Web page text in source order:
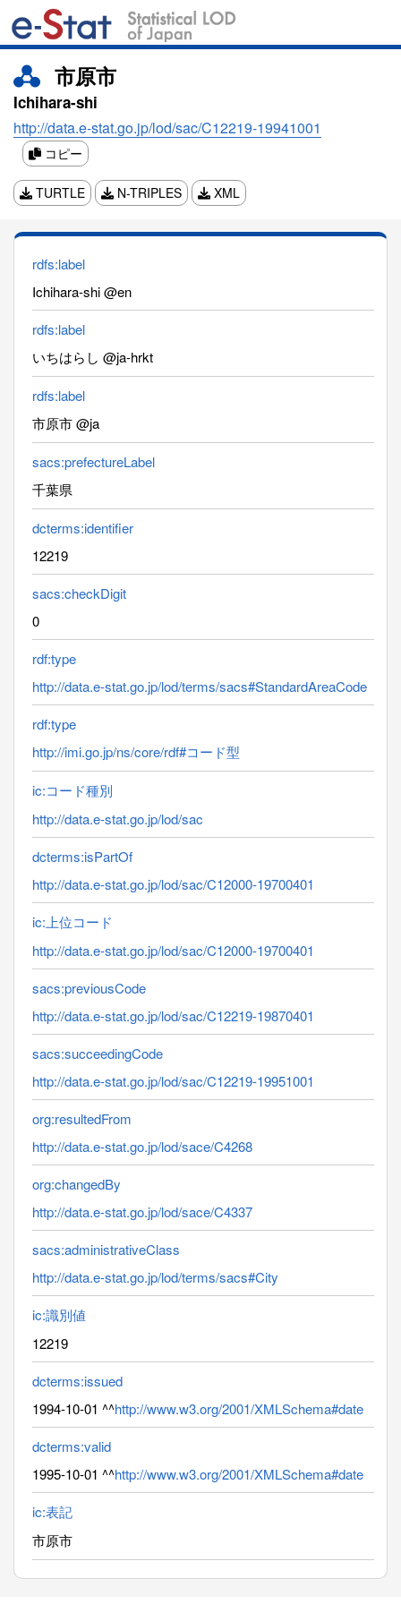
市原市
Ichihara-shi
http://data.e-stat.go.jp/lod/sac/C12219-19941001
コピー
TURTLE N-TRIPLES XML
rdfs:label
Ichihara-shi @en
rdfs:label
いちはらし @ja-hrkt
rdfs:label
市原市 @ja
sacs:prefectureLabel
千葉県
dcterms:identifier
12219
sacs:checkDigit
0
rdf:type
http://data.e-stat.go.jp/lod/terms/sacs#StandardAreaCode
rdf:type
http://imi.go.jp/ns/core/rdf#コード型
ic:コード種別
http://data.e-stat.go.jp/lod/sac
dcterms:isPartOf
http://data.e-stat.go.jp/lod/sac/C12000-19700401
ic:上位コード
http://data.e-stat.go.jp/lod/sac/C12000-19700401
sacs:previousCode
http://data.e-stat.go.jp/lod/sac/C12219-19870401
sacs:succeedingCode
http://data.e-stat.go.jp/lod/sac/C12219-19951001
org:resultedFrom
http://data.e-stat.go.jp/lod/sace/C4268
org:changedBy
http://data.e-stat.go.jp/lod/sace/C4337
sacs:administrativeClass
http://data.e-stat.go.jp/lod/terms/sacs#City
ic:識別値
12219
dcterms:issued
1994-10-01 ^^http://www.w3.org/2001/XMLSchema#date
dcterms:valid
1995-10-01 ^^http://www.w3.org/2001/XMLSchema#date
ic:表記
市原市